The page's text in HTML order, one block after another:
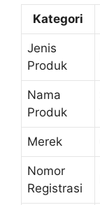
Kategori
Jenis
Produk
Nama
Produk
Merek
Nomor
Registrasi